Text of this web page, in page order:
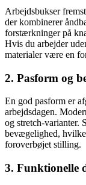
Arbejdsbukser
der kombinerer
forstærkninger på
Hvis du arbejder
materialer være en
2. Pasform og
En god pasform er
arbejdsdagen.
og stretch-varianter.
bevægelighed,
foroverbøjet stilling.
3. Funktionelle